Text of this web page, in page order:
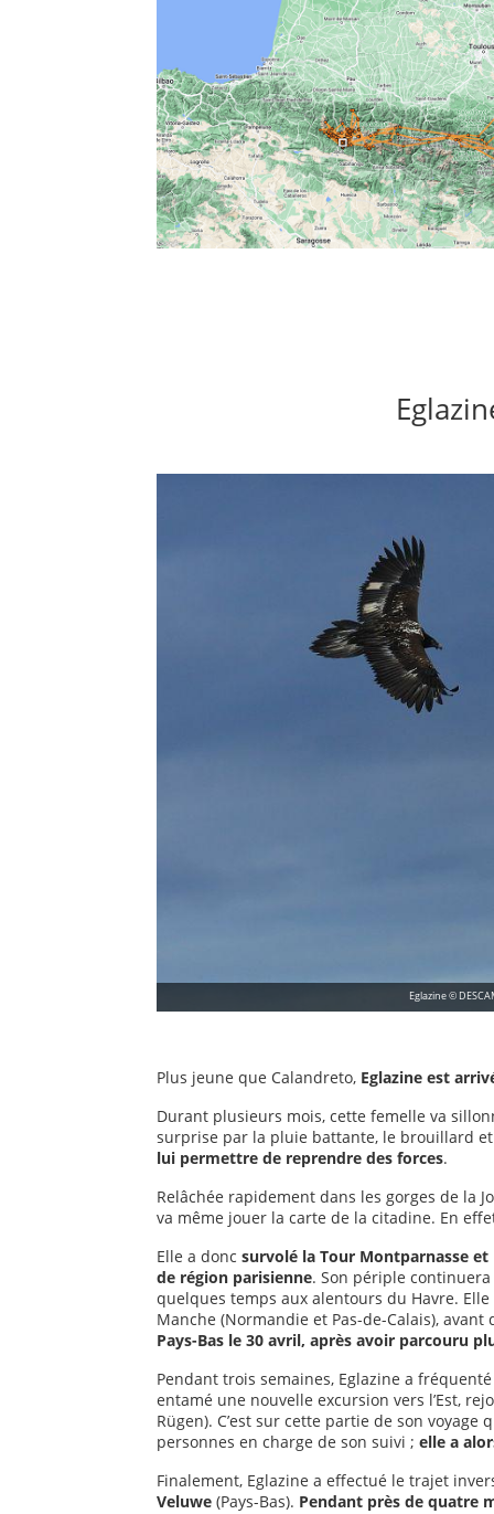
Eglazine ©
Plus jeune que Calandreto, Eglazine est
Durant plusieurs mois, cette femelle va
surprise par la pluie battante, le brouillard
lui permettre de reprendre des forces.
Relâchée rapidement dans les gorges de la
va même jouer la carte de la citadine. En
Elle a donc survolé la Tour Montparnasse
de région parisienne. Son périple
quelques temps aux alentours du Havre.
Manche (Normandie et Pas-de-Calais), avant
Pays-Bas le 30 avril, après avoir parcouru
Pendant trois semaines, Eglazine a
entamé une nouvelle excursion vers l’Est,
Rügen). C’est sur cette partie de son
personnes en charge de son suivi ; elle a
Finalement, Eglazine a effectué le trajet
Veluwe (Pays-Bas). Pendant près de quatre